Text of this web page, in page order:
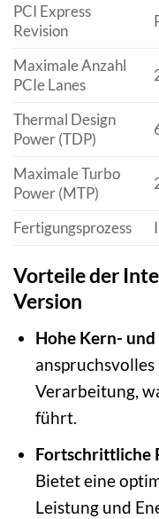
PCI Express
Revision
Maximale Anzahl
PCIe Lanes
Thermal Design
Power (TDP)
Maximale Turbo
Power (MTP)
Fertigungsprozess
Vorteile der
Version
Hohe Kern-
Verarbeitung,
führt.
Fortschrittliche
Bietet eine
Leistung und